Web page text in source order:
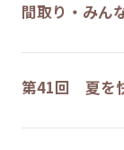
間取り・み
第41回 夏を